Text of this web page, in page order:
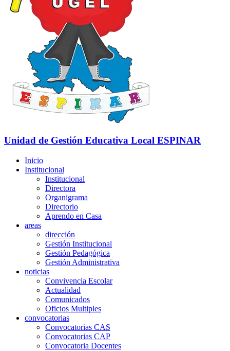
Unidad de Gestión Educativa Local ESPINAR
Inicio
Institucional
Institucional
Directora
Organigrama
Directorio
Aprendo en Casa
areas
dirección
Gestión Institucional
Gestión Pedagógica
Gestión Administrativa
noticias
Convivencia Escolar
Actualidad
Comunicados
Oficios Multiples
convocatorias
Convocatorias CAS
Convocatorias CAP
Convocatoria Docentes